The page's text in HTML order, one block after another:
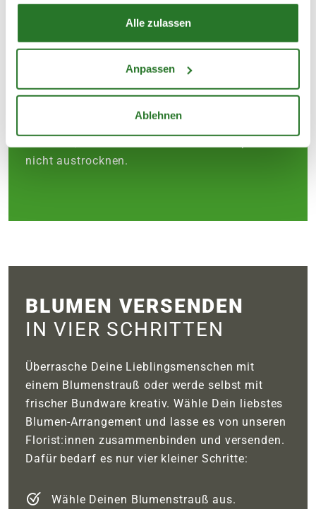
Alle zulassen
Anpassen
Ablehnen
sicheren Transport. Dafür legen wir den
Blumenstrauß vorsichtig in einen stabilen
Karton, der ihm den besten Halt gibt. Außerdem
einer feuchtigkeitsspendenden Schutzwindel
nicht austrocknen.
BLUMEN VERSENDEN
IN VIER SCHRITTEN
Überrasche Deine Lieblingsmenschen mit
einem Blumenstrauß oder werde selbst mit
frischer Bundware kreativ. Wähle Dein liebstes
Blumen-Arrangement und lasse es von unseren
Florist:innen zusammenbinden und versenden.
Dafür bedarf es nur vier kleiner Schritte:
Wähle Deinen Blumenstrauß aus.